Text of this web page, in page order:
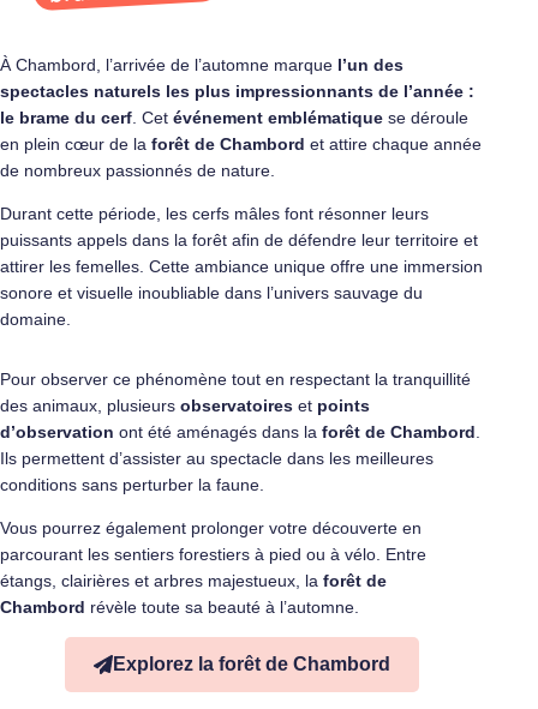
À Chambord, l’arrivée de l’automne marque l’un des
spectacles naturels les plus impressionnants de l’année :
le brame du cerf. Cet événement emblématique se déroule
en plein cœur de la forêt de Chambord et attire chaque année
de nombreux passionnés de nature.
Durant cette période, les cerfs mâles font résonner leurs
puissants appels dans la forêt afin de défendre leur territoire et
attirer les femelles. Cette ambiance unique offre une immersion
sonore et visuelle inoubliable dans l’univers sauvage du
domaine.
Pour observer ce phénomène tout en respectant la tranquillité
des animaux, plusieurs observatoires et points
d’observation ont été aménagés dans la forêt de Chambord.
Ils permettent d’assister au spectacle dans les meilleures
conditions sans perturber la faune.
Vous pourrez également prolonger votre découverte en
parcourant les sentiers forestiers à pied ou à vélo. Entre
étangs, clairières et arbres majestueux, la forêt de
Chambord révèle toute sa beauté à l’automne.
Explorez la forêt de Chambord